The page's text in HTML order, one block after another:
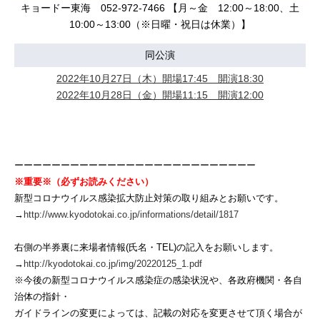
キョードー東海 052-972-7466 【月～金 12:00～18:00、土
10:00～13:00（※日曜・祝日は休業）】
同公演
2022年10月27日（木）開場17:45 開演18:30
2022年10月28日（金）開場11:15 開演12:00
ーーーーーーーーーーーーーーーーーーーーーーーーーー
※重要※（必ずお読みください）
新型コロナウイルス感染拡大防止対策の取り組みとお願いです。
→ http://www.kyodotokai.co.jp/informations/detail/1817
右側の半券裏に来場者情報(氏名・TEL)の記入をお願いします。
→ http://kyodotokai.co.jp/img/20220125_1.pdf
※今後の新型コロナウイルス感染症の感染状況や、各政府機関・各自
治体の指針・
ガイドラインの変更によっては、記載の対応を変更させて頂く場合が